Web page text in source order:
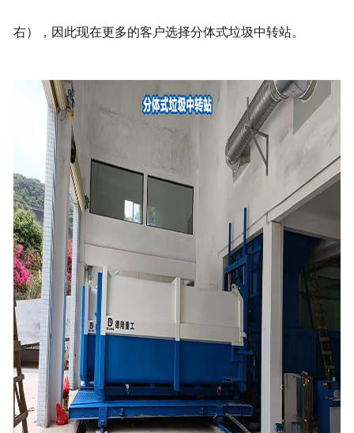
右），因此现在更多的客户选择分体式垃圾中转站。